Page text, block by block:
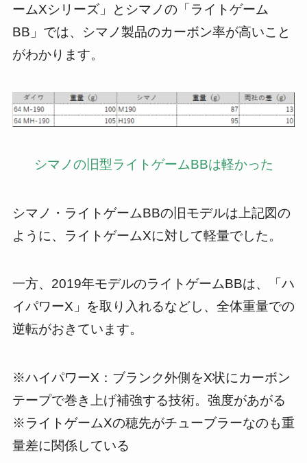
ームXシリーズ」とシマノの「ライトゲーム
BB」では、シマノ製品のカーボン率が高いこと
がわかります。
シマノの旧型ライトゲームBBは軽かった
シマノ・ライトゲームBBの旧モデルは上記図の
ように、ライトゲームXに対して軽量でした。
一方、2019年モデルのライトゲームBBは、「ハ
イパワーX」を取り入れるなどし、全体重量での
逆転がおきています。
※ハイパワーX：ブランク外側をX状にカーボン
テープで巻き上げ補強する技術。強度があがる
※ライトゲームXの穂先がチューブラーなのも重
量差に関係している